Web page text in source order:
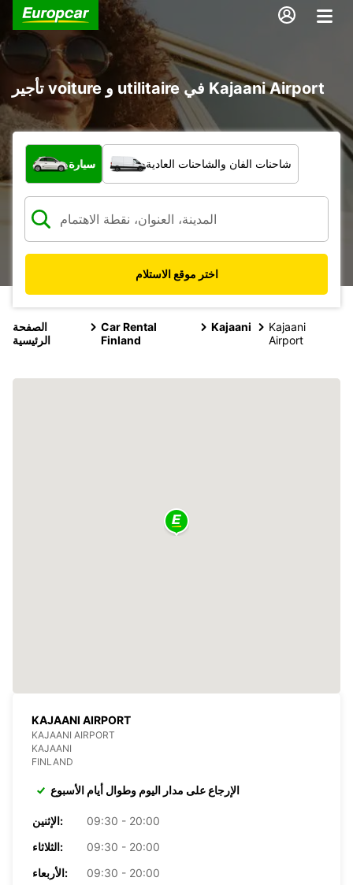
تأجير voiture و utilitaire في Kajaani Airport
ما نوع المركبة؟
سيارة شاحنات الفان والشاحنات العادية
اختر موقع الاستلام
الصفحة
الرئيسية
Car Rental
Finland
Kajaani
Kajaani
Airport
KAJAANI AIRPORT
KAJAANI AIRPORT
KAJAANI
FINLAND
الإرجاع على مدار اليوم وطوال أيام الأسبوع
الإثنين:
09:30 - 20:00
الثلاثاء:
09:30 - 20:00
الأربعاء:
09:30 - 20:00